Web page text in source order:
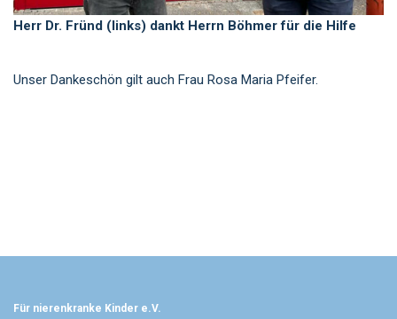
Herr Dr. Fründ (links) dankt Herrn Böhmer für die Hilfe
Unser Dankeschön gilt auch Frau Rosa Maria Pfeifer.
Für nierenkranke Kinder e.V.